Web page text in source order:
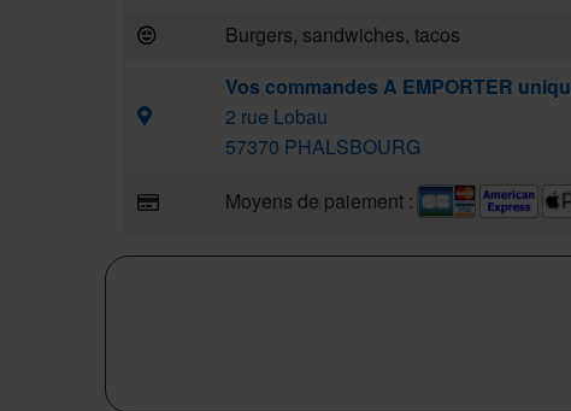
Burgers, sandwiches, tacos
Vos commandes A EMPORTER
2 rue Lobau
57370 PHALSBOURG
Moyens de paiement :